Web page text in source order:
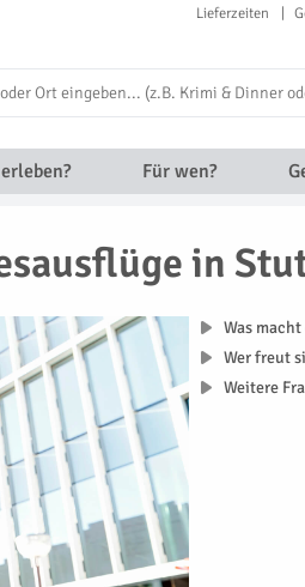
Lieferzeiten
Für wen?
in
Was
Wer freut
Weitere